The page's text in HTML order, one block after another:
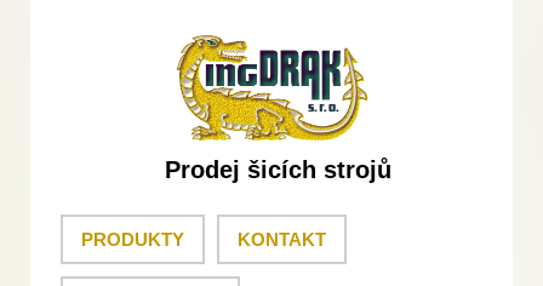
Prodej šicích strojů
PRODUKTY KONTAKT